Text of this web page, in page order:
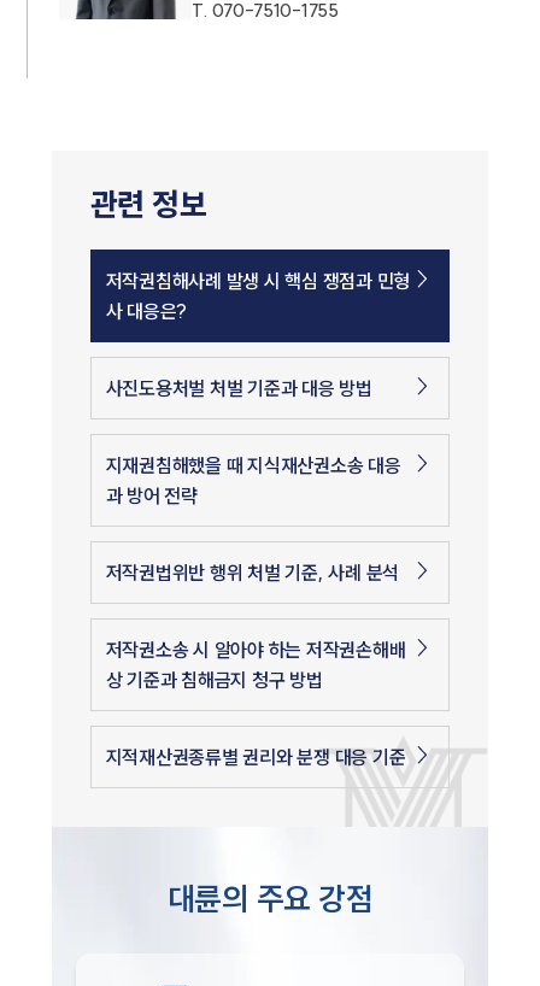
T. 070-7510-1755
관련 정보
저작권침해사례 발생 시 핵심 쟁점과 민형
사 대응은?
사진도용처벌 처벌 기준과 대응 방법
지재권침해했을 때 지식재산권소송 대응
과 방어 전략
저작권법위반 행위 처벌 기준, 사례 분석
저작권소송 시 알아야 하는 저작권손해배
상 기준과 침해금지 청구 방법
지적재산권종류별 권리와 분쟁 대응 기준
대륜의 주요 강점